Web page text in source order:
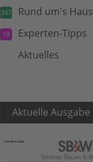
347 Rund um's Haus
18 Experten-Tipps
Aktuelles
Aktuelle Ausgabe